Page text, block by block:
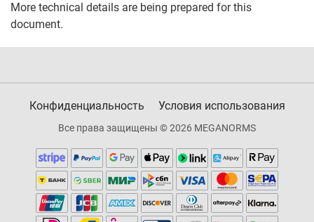
More technical details are being prepared for this
document.
Конфиденциальность Условия использования
Все права защищены © 2026 MEGANORMS